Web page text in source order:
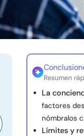
Resumen
La
factores
nómbralos
Límites y